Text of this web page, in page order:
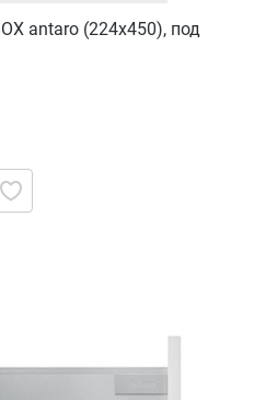
antaro (224х450), под